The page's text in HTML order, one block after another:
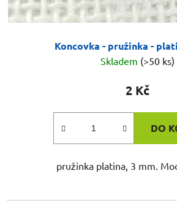
Koncovka - pružinka -
Skladem (>50 ks)
2 Kč
DO
pružinka platina, 3 mm.